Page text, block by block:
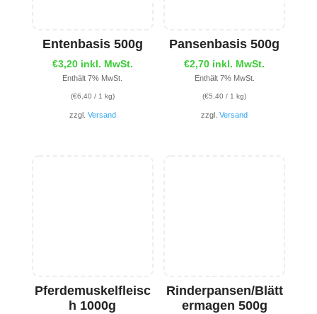
Entenbasis 500g
€3,20 inkl. MwSt.
Enthält 7% MwSt.
(€6,40 / 1 kg)
zzgl. Versand
Pansenbasis 500g
€2,70 inkl. MwSt.
Enthält 7% MwSt.
(€5,40 / 1 kg)
zzgl.Versand
Pferdemuskelfleisc
h 1000g
Rinderpansen/Blätt
ermagen 500g